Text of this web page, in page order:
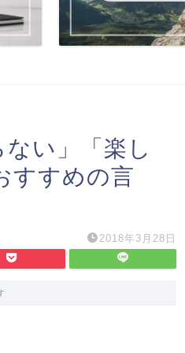
い」「楽し
すすめの言
2018年3月28日